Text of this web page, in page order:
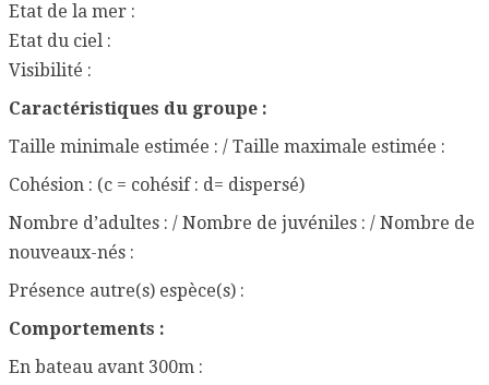
Etat de la mer :
Etat du ciel :
Visibilité :
Caractéristiques du groupe :
Taille minimale estimée : / Taille maximale estimée :
Cohésion : (c = cohésif : d= dispersé)
Nombre d’adultes : / Nombre de juvéniles : / Nombre de
nouveaux-nés :
Présence autre(s) espèce(s) :
Comportements :
En bateau avant 300m :